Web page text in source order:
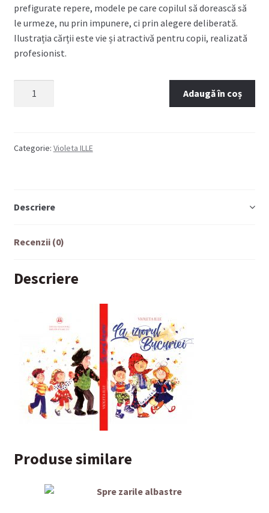
prefigurate repere, modele pe care copilul să dorească să
le urmeze, nu prin impunere, ci prin alegere deliberată.
Ilustrația cărții este vie și atractivă pentru copii, realizată
profesionist.
Adaugă în coș
Categorie: Violeta ILLE
Descriere
Recenzii (0)
Descriere
Produse similare